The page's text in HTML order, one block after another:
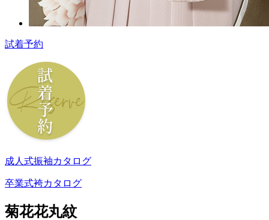
試着予約
成人式振袖カタログ
卒業式袴カタログ
菊花花丸紋